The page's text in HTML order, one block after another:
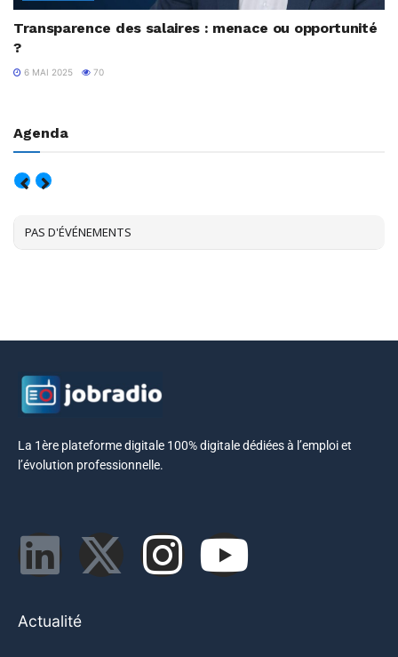
Transparence des salaires : menace ou opportunité
?
6 MAI 2025 70
Agenda
PAS D'ÉVÉNEMENTS
La 1ère plateforme digitale 100% digitale dédiées à l’emploi et
l’évolution professionnelle.
Actualité